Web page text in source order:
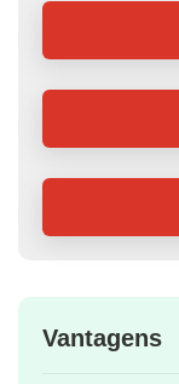
Vantagens